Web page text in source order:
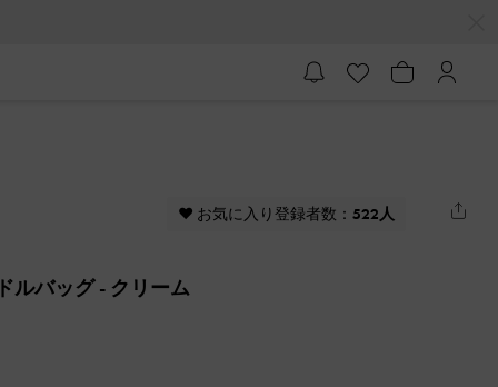
♥ お気に入り登録者数： 522人
ルバッグ- クリーム